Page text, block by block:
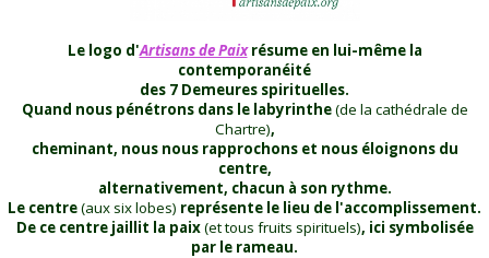
Le logo d'Artisans de Paixrésume en lui-même la
contemporanéité
des 7 Demeures spirituelles.
Quand nous pénétrons dans le labyrinthe(de la cathédrale de
Chartre),
cheminant, nous nous rapprochons et nous éloignons du
centre,
alternativement, chacun à son rythme.
Le centre(aux six lobes) représente le lieu de l'accomplissement.
De ce centre jaillit la paix(et tous fruits spirituels), ici symbolisée
par le rameau.